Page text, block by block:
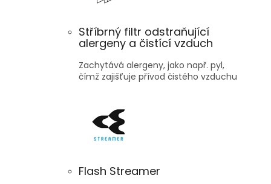
Stříbrný filtr odstraňující
alergeny a čistící vzduch
Zachytává alergeny, jako např. pyl,
čímž zajišťuje přívod čistého vzduchu
Flash Streamer